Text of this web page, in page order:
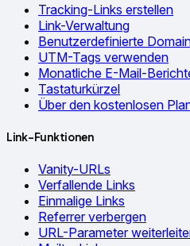
Tracking-Links erstellen
Link-Verwaltung
Benutzerdefinierte
UTM-Tags verwenden
Monatliche E-Mail-
Tastaturkürzel
Über den kostenlosen
Link-Funktionen
Vanity-URLs
Verfallende Links
Einmalige Links
Referrer verbergen
URL-Parameter